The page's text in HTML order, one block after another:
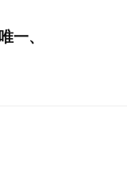
一、